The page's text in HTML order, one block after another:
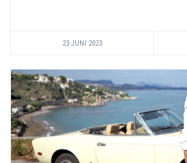
23 JUNI 2023